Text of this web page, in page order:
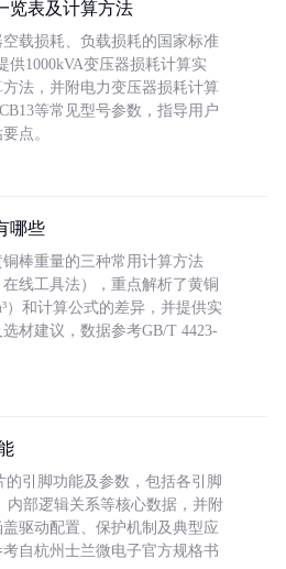
览表及计算方法
载损耗、负载损耗的国家标准
供1000kVA变压器损耗计算实
法，并附电力变压器损耗计算
等常见型号参数，指导用户
点。
哪些
棒重量的三种常用计算方法
在线工具法），重点解析了黄铜
）和计算公式的差异，并提供实
材建议，数据参考GB/T 4423-
的引脚功能及参数，包括各引脚
内部逻辑关系等核心数据，并附
驱动配置、保护机制及典型应
自杭州士兰微电子官方规格书